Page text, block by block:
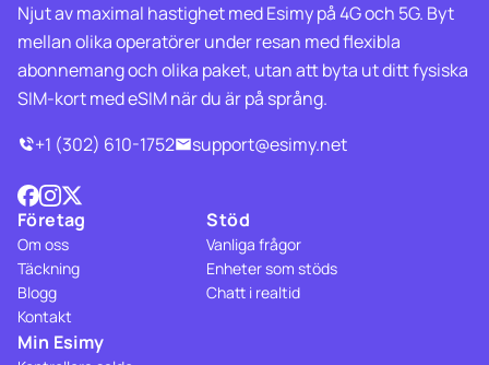
Njut av maximal hastighet med Esimy på 4G och 5G. Byt
mellan olika operatörer under resan med flexibla
abonnemang och olika paket, utan att byta ut ditt fysiska
SIM-kort med eSIM när du är på språng.
+1 (302) 610-1752
support@esimy.net
Företag
Om oss
Täckning
Blogg
Kontakt
Stöd
Vanliga frågor
Enheter som stöds
Chatt i realtid
Min Esimy